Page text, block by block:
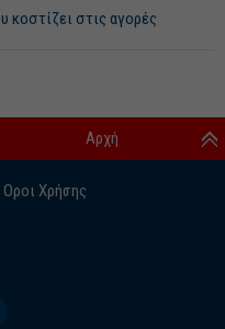
κοστίζει στις αγορές
Οροι Χρήσης
Αρχή